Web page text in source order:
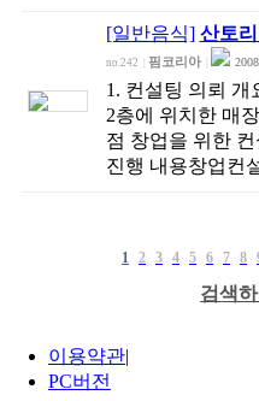
[일반음식] 산토리
no.242 핌코리아
1. 컨설팅 의뢰 개
2층에 위치한 매
점 창업을 위한
진행 내용창업컨
1 2 3 4 5 6 7 8
검색
이용약관|
PC버전